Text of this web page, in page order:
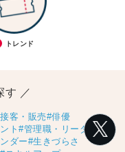
トレンド
す ／
客・販売#俳優
ト#管理職・リーダー
ダー#生きづらさ